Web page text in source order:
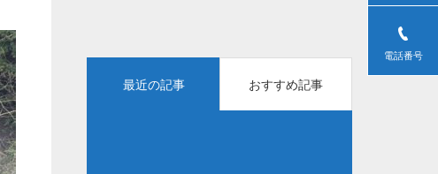
最近の記事 おすすめ記事
電話番号